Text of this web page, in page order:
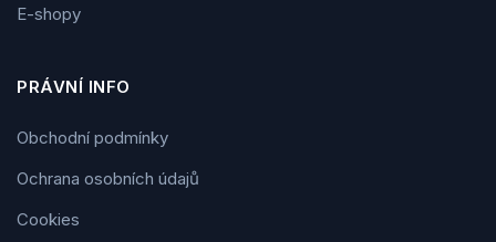
E-shopy
PRÁVNÍ INFO
Obchodní podmínky
Ochrana osobních údajů
Cookies